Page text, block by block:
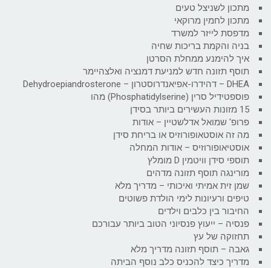
מתכון לשניצל טעים
מתכון לחמין מרוקאי
מדפסת לייזר למשרד
בניה והקמת בריכות שחיה
איך להימנע ממחלת הסרטן
תוסף תזונה חדש למניעת דמנציה ואלצהיימר
DHEA – דהידרו-אפיאנדרוסטרון – Dehydroepiandrosterone
פוספטידיל סרין (Phosphatidylserine) מהו
15 מזונות העשירים ביותר בסידן
פרופ' שמואל אדלשטיין – אודות
מה זה אוסטאופורוזיס או בריחת סידן
אוסטיאופורוזיס – אודות המחלה
תוספי סידן וויטמין D מומלץ
מורינגה תוסף תזונה מדהים
שמן זית אמיתי ואיכותי – מדריך מלא
טיפים ורעיונות לימי הולדת פשוטים
החיבור בין כלבים וילדים
פנסיה – ייעוץ פנסיוני הטוב ביותר עבורכם
תחזוקה של עץ
גאבה – תוסף תזונה מדריך מלא
מדריך כיצד להכניס כלב נוסף הביתה